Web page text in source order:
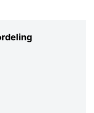
beoordeling